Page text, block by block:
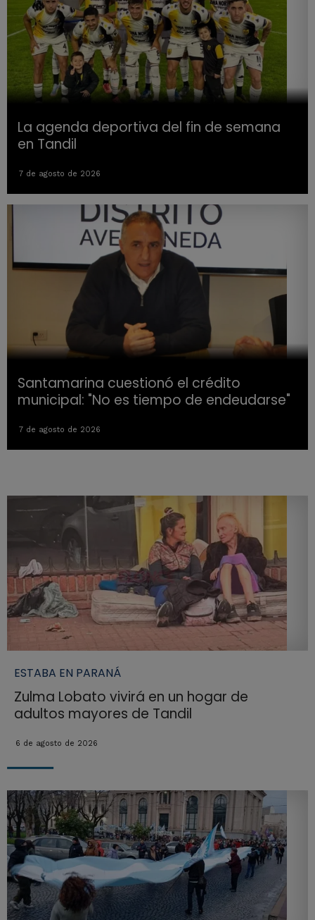
La agenda deportiva del fin de semana
en Tandil
7 de agosto de 2026
Santamarina cuestionó el crédito
municipal: "No es tiempo de endeudarse"
7 de agosto de 2026
ESTABA EN PARANÁ
Zulma Lobato vivirá en un hogar de
adultos mayores de Tandil
6 de agosto de 2026